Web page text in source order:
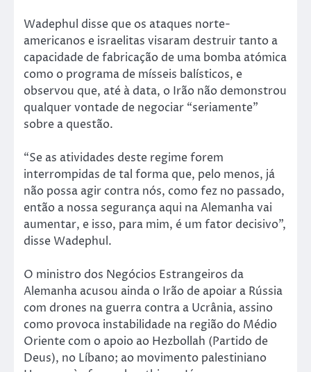
Wadephul disse que os ataques norte-
americanos e israelitas visaram destruir tanto a
capacidade de fabricação de uma bomba atómica
como o programa de mísseis balísticos, e
observou que, até à data, o Irão não demonstrou
qualquer vontade de negociar “seriamente”
sobre a questão.
“Se as atividades deste regime forem
interrompidas de tal forma que, pelo menos, já
não possa agir contra nós, como fez no passado,
então a nossa segurança aqui na Alemanha vai
aumentar, e isso, para mim, é um fator decisivo”,
disse Wadephul.
O ministro dos Negócios Estrangeiros da
Alemanha acusou ainda o Irão de apoiar a Rússia
com drones na guerra contra a Ucrânia, assino
como provoca instabilidade na região do Médio
Oriente com o apoio ao Hezbollah (Partido de
Deus), no Líbano; ao movimento palestiniano